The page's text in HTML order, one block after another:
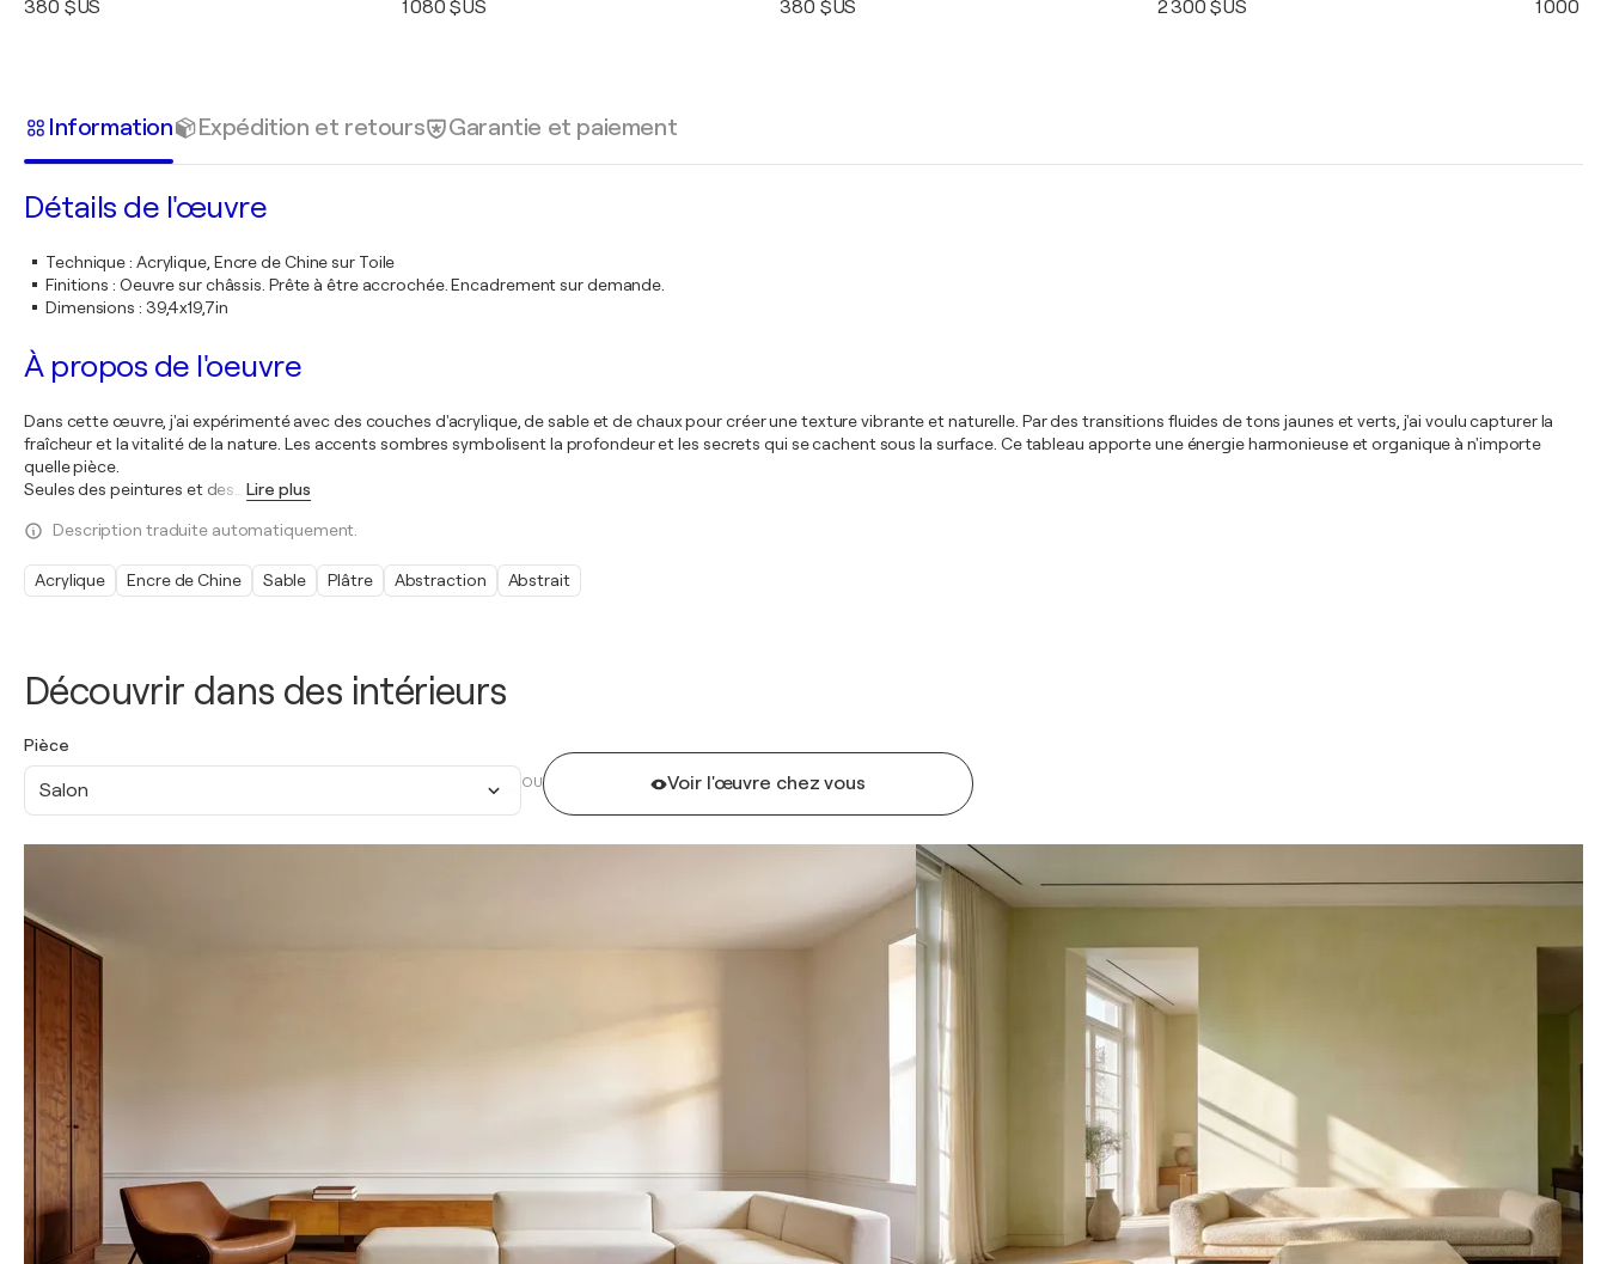
Découvrir dans des intérieurs
Pièce
Salon OU Voir l'œuvre chez vous
380 $US 1 080 $US 380 $US 2 300 $US 1 000
Information Expédition et retours Garantie et paiement
Détails de l'œuvre
Technique: Acrylique, Encre de Chine sur Toile
Finitions : Oeuvre sur châssis. Prête à être accrochée. Encadrement sur demande.
Dimensions : 39,4x19,7in
À propos de l'oeuvre
Dans cette œuvre, j'ai expérimenté avec des couches d'acrylique, de sable et de chaux pour créer une texture vibrante et naturelle. Par des transitions fluides de tons jaunes et verts, j'ai voulu capturer la
fraîcheur et la vitalité de la nature. Les accents sombres symbolisent la profondeur et les secrets qui se cachent sous la surface. Ce tableau apporte une énergie harmonieuse et organique à n'importe
quelle pièce.
Seules des peintures et des
Lire plus
Description traduite automatiquement.
Acrylique Encre de Chine Sable Plâtre Abstraction Abstrait